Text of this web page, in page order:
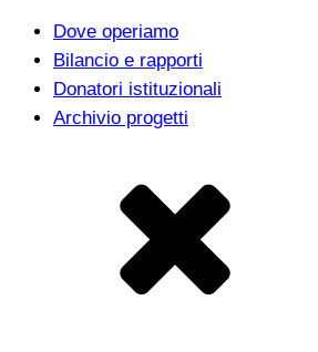
Dove operiamo
Bilancio e rapporti
Donatori istituzionali
Archivio progetti